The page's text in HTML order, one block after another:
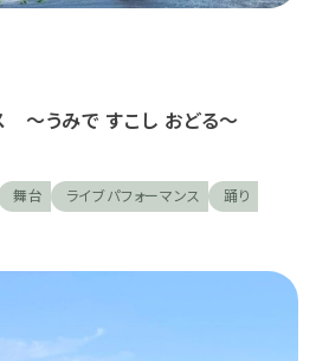
～うみで すこし おどる～
舞台 ライブパフォーマンス 踊り